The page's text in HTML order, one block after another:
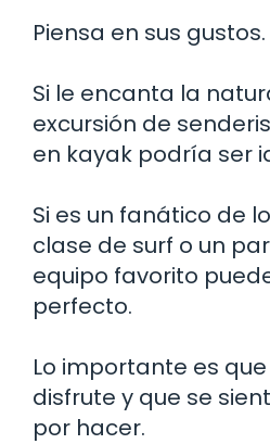
Piensa en sus gustos.
Si le encanta la
excursión de
en kayak podría ser
Si es un fanático de
clase de surf o un
equipo favorito
perfecto.
Lo importante es
disfrute y que se
por hacer.